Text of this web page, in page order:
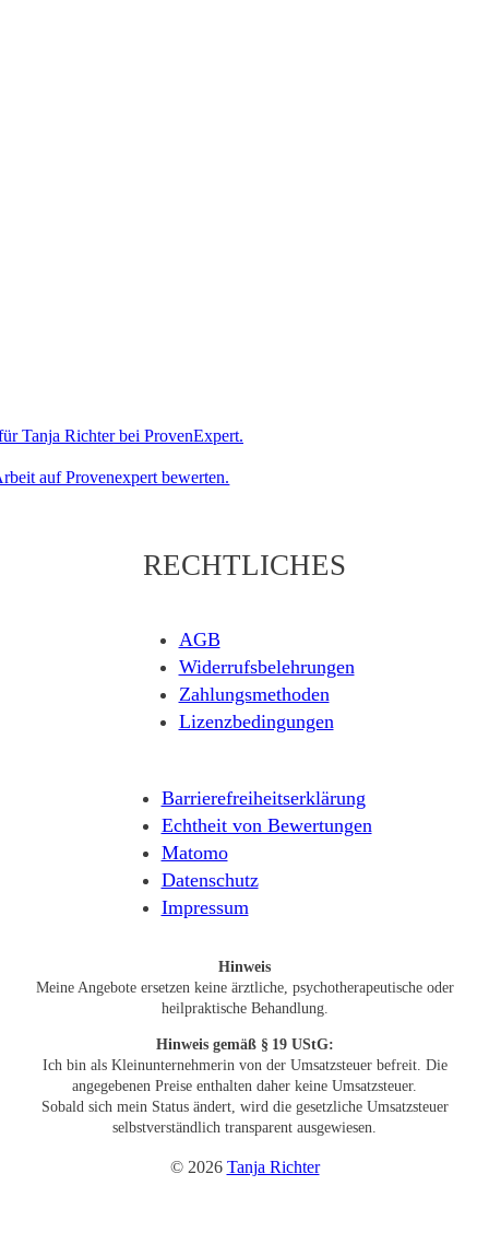
auf Provenexpert bewerten.
RECHTLICHES
AGB
Widerrufsbelehrungen
Zahlungsmethoden
Lizenzbedingungen
Barrierefreiheitserklärung
Echtheit von Bewertungen
Matomo
Datenschutz
Impressum
Hinweis
Meine Angebote ersetzen keine ärztliche, psychotherapeutische oder
heilpraktische Behandlung.
Hinweis gemäß § 19 UStG:
Ich bin als Kleinunternehmerin von der Umsatzsteuer befreit. Die
angegebenen Preise enthalten daher keine Umsatzsteuer.
Sobald sich mein Status ändert, wird die gesetzliche Umsatzsteuer
selbstverständlich transparent ausgewiesen.
© 2026 Tanja Richter